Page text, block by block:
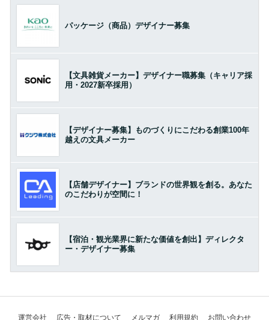
パッケージ（商品）デザイナー募集
【文具雑貨メーカー】デザイナー職募集（キャリア採
用・2027新卒採用）
【デザイナー募集】ものづくりにこだわる創業100年
越えの文具メーカー
【店舗デザイナー】ブランドの世界観を創る。あなた
のこだわりが空間に！
【宿泊・観光業界に新たな価値を創出】ディレクタ
ー・デザイナー募集
運営会社 広告・取材について メルマガ 利用規約 お問い合わせ